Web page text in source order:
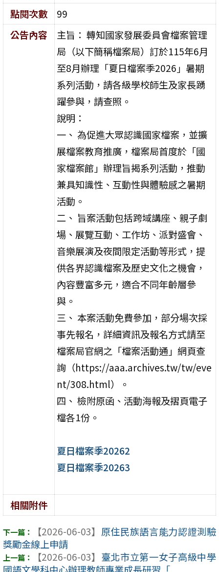
點閱次數
99
公告內容
主旨： 轉知國家發展委員會檔案管理
局（以下簡稱檔案局）訂於115年6月
至8月辦理「夏日檔案季2026」暑期
系列活動，請各級學校師生及家長踴
躍參與，請查照。
說明：
一、 為促進大眾認識國家檔案，並擴
展檔案教育推廣，檔案局首度於「國
家檔案館」辦理旨揭系列活動，推動
兼具知識性、互動性與體驗感之暑期
活動。
二、 旨案活動包括跨域講座、親子劇
場、展覽互動、工作坊、派對盛會、
音樂展演及夜間限定活動等形式，提
供各界認識檔案及歷史文化之機會，
內容豐富多元，適合不同年齡層參
與。
三、 本案活動免費參加，部分場次採
事先報名，詳細資訊及報名方式請至
檔案局官網之「檔案活動通」網頁查
詢（https://aaa.archives.tw/tw/eve
nt/308.html）。
四、 檢附原函、活動海報及摺頁電子
檔各1份。
夏日檔案季20262
夏日檔案季20263
相關附件
【2026-06-03】 原住民族語言能力認證測驗
獎勵金線上申請
【2026-06-03】 臺北市立第一女子高級中學